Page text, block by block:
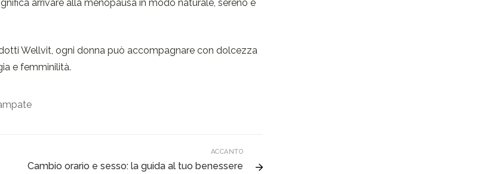
arrivare alla menopausa in modo naturale, sereno e
Wellvit, ogni donna può accompagnare con dolcezza
e femminilità.
ACCANTO
Cambio orario e sesso: la guida al tuo benessere